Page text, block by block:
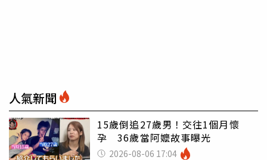
人氣新聞
15歲倒追27歲男！交往1個月懷
孕 36歲當阿嬤故事曝光
2026-08-06 17:04